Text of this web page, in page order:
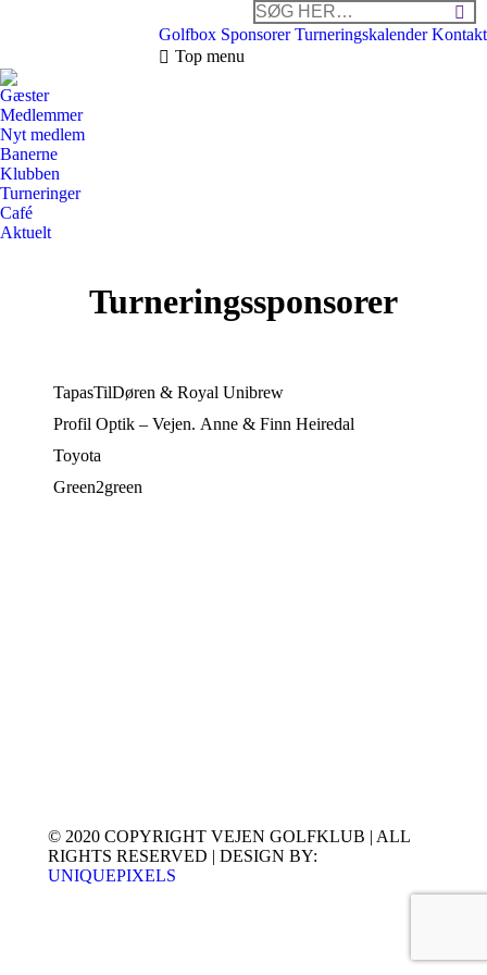
Search:
Golfbox Sponsorer Turneringskalender Kontakt
Top menu
Gæster
Medlemmer
Nyt medlem
Banerne
Klubben
Turneringer
Café
Aktuelt
Turneringssponsorer
TapasTilDøren & Royal Unibrew
Profil Optik – Vejen. Anne & Finn Heiredal
Toyota
Green2green
© 2020 COPYRIGHT VEJEN GOLFKLUB | ALL
RIGHTS RESERVED | DESIGN BY:
UNIQUEPIXELS